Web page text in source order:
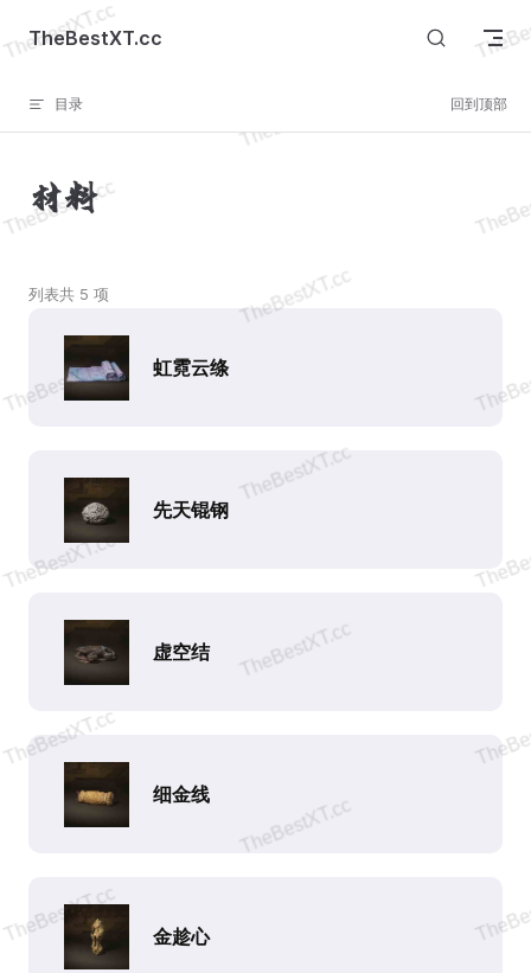
Skip to content
TheBestXT.cc
目录 回到顶部
材料
列表共 5 项
虹霓云绦
先天锟钢
虚空结
细金线
金趁心